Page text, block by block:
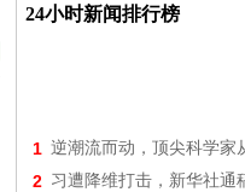
24小时新闻排行榜
1 逆潮流而动，顶尖科学家
2 习遭降维打击，新华社通